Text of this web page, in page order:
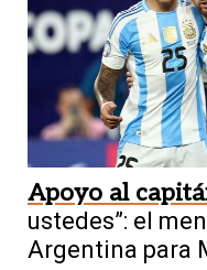
Apoyo al
ustedes”: el
Argentina para